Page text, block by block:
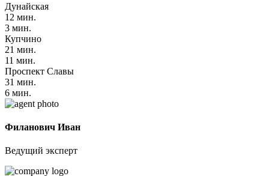
Дунайская
12 мин.
3 мин.
Купчино
21 мин.
11 мин.
Проспект Славы
31 мин.
6 мин.
Филанович Иван
Ведущий эксперт